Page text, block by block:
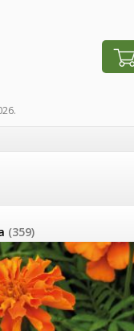
(359)
AKCIJAS komplekts -
MID MOWER +